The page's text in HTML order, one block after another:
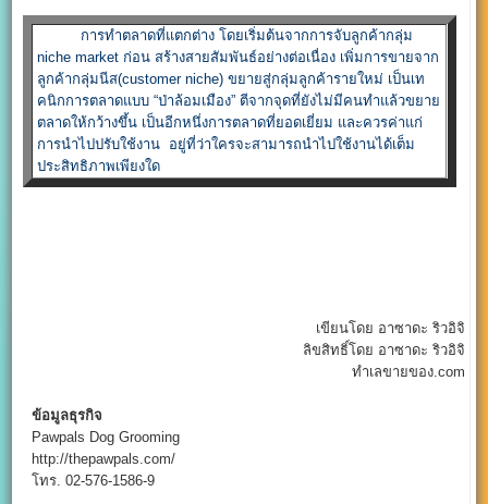
การทำตลาดที่แตกต่าง โดยเริ่มต้นจากการจับลูกค้ากลุ่ม
niche market ก่อน สร้างสายสัมพันธ์อย่างต่อเนื่อง เพิ่มการขายจาก
ลูกค้ากลุ่มนีส(customer niche) ขยายสู่กลุ่มลูกค้ารายใหม่ เป็นเท
คนิกการตลาดแบบ “ป่าล้อมเมือง” ตีจากจุดที่ยังไม่มีคนทำแล้วขยาย
ตลาดให้กว้างขึ้น เป็นอีกหนึ่งการตลาดที่ยอดเยี่ยม และควรค่าแก่
การนำไปปรับใช้งาน อยู่ที่ว่าใครจะสามารถนำไปใช้งานได้เต็ม
ประสิทธิภาพเพียงใด
เขียนโดย อาซาดะ ริวอิจิ
ลิขสิทธิ์โดย อาซาดะ ริวอิจิ
ทำเลขายของ.com
ข้อมูลธุรกิจ
Pawpals Dog Grooming
http://thepawpals.com/
โทร. 02-576-1586-9